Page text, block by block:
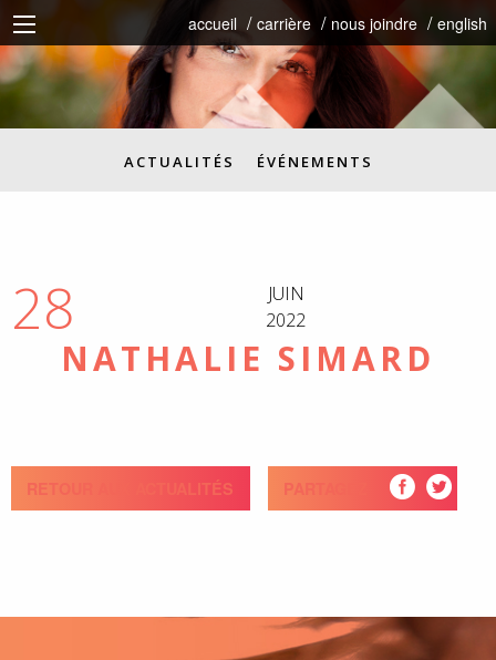
accueil carrière nous joindre english
ACTUALITÉS ÉVÉNEMENTS
28
JUIN
2022
NATHALIE SIMARD
RETOUR AUX ACTUALITÉS PARTAGEZ